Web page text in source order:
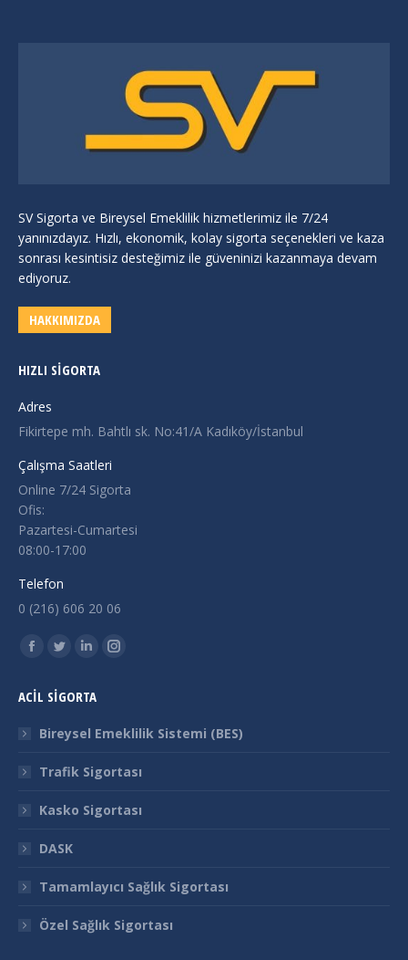
SV Sigorta ve Bireysel Emeklilik hizmetlerimiz ile 7/24
yanınızdayız. Hızlı, ekonomik, kolay sigorta seçenekleri ve kaza
sonrası kesintisiz desteğimiz ile güveninizi kazanmaya devam
ediyoruz.
HAKKIMIZDA
HIZLI SIGORTA
Adres
Fikirtepe mh. Bahtlı sk. No:41/A Kadıköy/İstanbul
Çalışma Saatleri
Online 7/24 Sigorta
Ofis:
Pazartesi-Cumartesi
08:00-17:00
Telefon
0 (216) 606 20 06
Find us on:
Facebook
opens
in
window
Twitter
opens
in
window
Linkedin
opens
in
window
Instagram
in
window
ACİL SİGORTA
Bireysel Emeklilik Sistemi (BES)
Trafik Sigortası
Kasko Sigortası
DASK
Tamamlayıcı Sağlık Sigortası
Özel Sağlık Sigortası